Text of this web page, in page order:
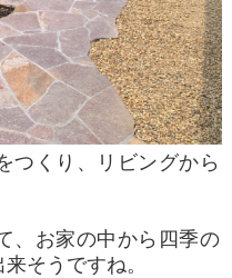
つくり、リビングから
、お家の中から四季の
そうですね。